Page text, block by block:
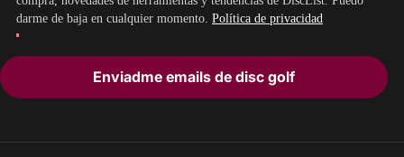
darme de baja en cualquier momento. Política de privacidad
Enviadme emails de disc golf